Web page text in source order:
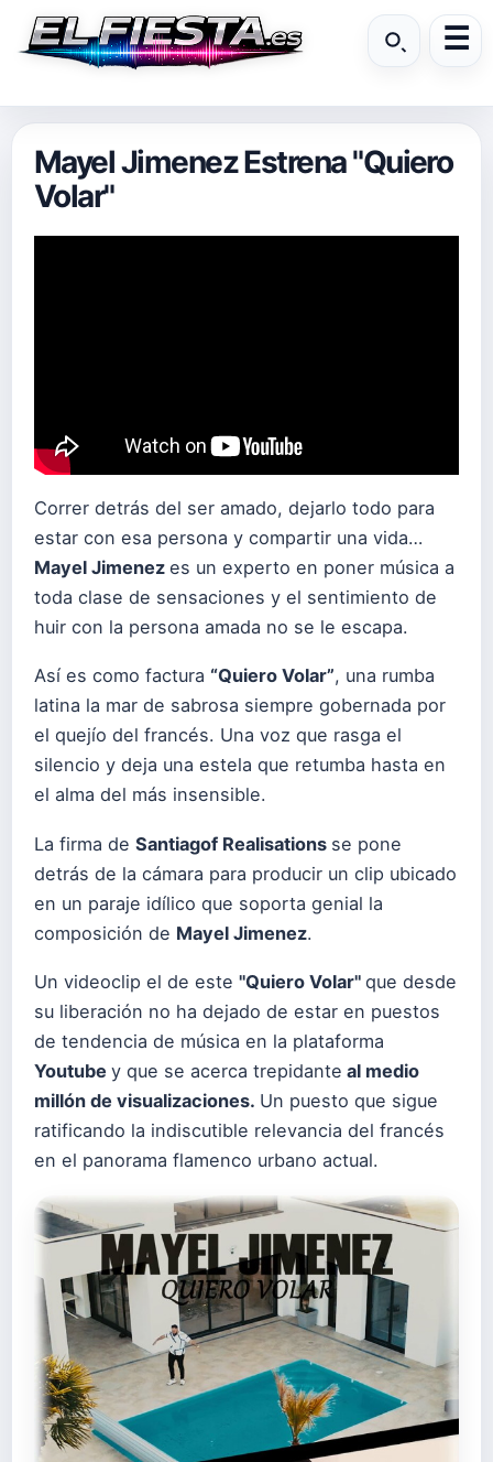
Mayel Jimenez Estrena "Quiero
Volar"
Correr detrás del ser amado, dejarlo todo para
estar con esa persona y compartir una vida…
Mayel Jimenez es un experto en poner música a
toda clase de sensaciones y el sentimiento de
huir con la persona amada no se le escapa.
Así es como factura “Quiero Volar”, una rumba
latina la mar de sabrosa siempre gobernada por
el quejío del francés. Una voz que rasga el
silencio y deja una estela que retumba hasta en
el alma del más insensible.
La firma de Santiagof Realisations se pone
detrás de la cámara para producir un clip ubicado
en un paraje idílico que soporta genial la
composición de Mayel Jimenez.
Un videoclip el de este "Quiero Volar" que desde
su liberación no ha dejado de estar en puestos
de tendencia de música en la plataforma
Youtube y que se acerca trepidante al medio
millón de visualizaciones. Un puesto que sigue
ratificando la indiscutible relevancia del francés
en el panorama flamenco urbano actual.